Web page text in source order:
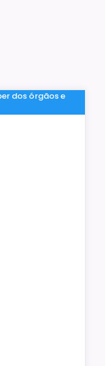
dos órgãos e